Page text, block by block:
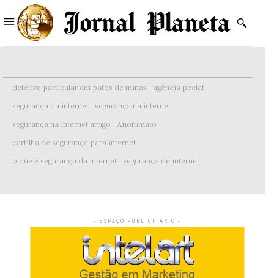
detetive particular em patos de minas
agência peclat
segurança da internet
segurança na internet
segurança na internet artigo
Anonimato
cartilha de segurança para internet
o que é segurança da internet
segurança de internet
- ESPAÇO PUBLICITÁRIO -